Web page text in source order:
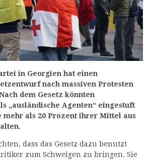
in Georgien hat einen
nach massiven Protesten
dem Gesetz könnten
„ausländische Agenten“ eingestuft
mehr als 20 Prozent ihrer Mittel aus
dass das Gesetz dazu benutzt
zum Schweigen zu bringen. Sie